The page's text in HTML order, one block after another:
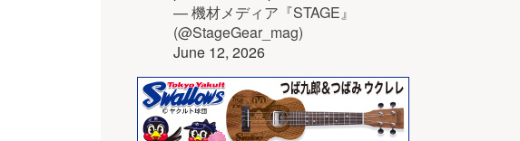
— 機材メディア『STAGE』
(@StageGear_mag)
June 12, 2026